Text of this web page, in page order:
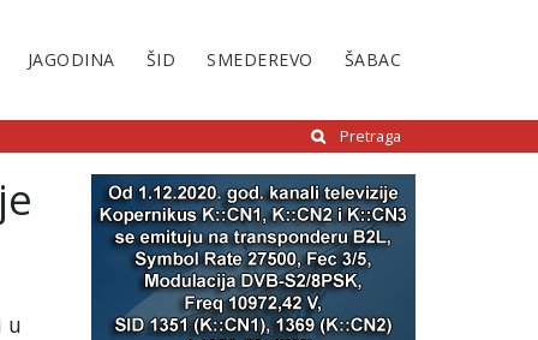
JAGODINA ŠID SMEDEREVO ŠABAC
Pretraga
u